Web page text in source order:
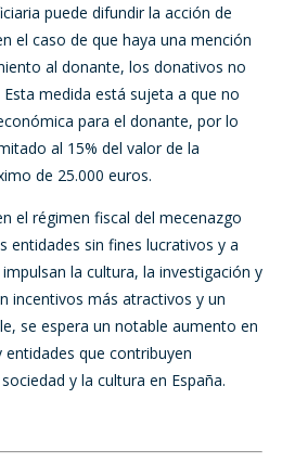
puede difundir la acción de
el caso de que haya una mención
al donante, los donativos no
medida está sujeta a que no
para el donante, por lo
al 15% del valor de la
de 25.000 euros.
el régimen fiscal del mecenazgo
entidades sin fines lucrativos y a
la cultura, la investigación y
incentivos más atractivos y un
se espera un notable aumento en
que contribuyen
y la cultura en España.